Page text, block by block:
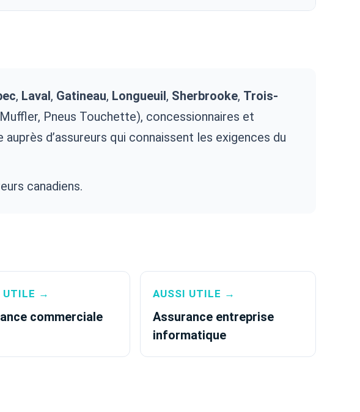
, Laval, Gatineau, Longueuil, Sherbrooke, Trois-
Pneus Touchette), concessionnaires et
d’assureurs qui connaissent les exigences du
canadiens.
UTILE →
commerciale
AUSSI UTILE →
Assurance entreprise
informatique